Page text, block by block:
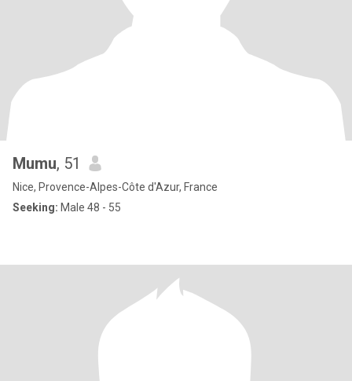
Mumu, 51
Nice, Provence-Alpes-Côte d'Azur, France
Seeking: Male 48 - 55